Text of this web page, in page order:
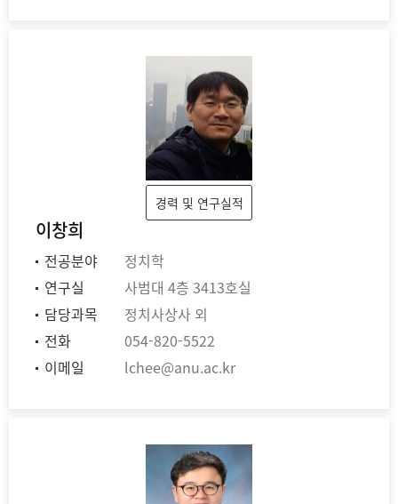
경력 및 연구실적
이창희
전공분야
정치학
연구실
사범대 4층 3413호실
담당과목
정치사상사 외
전화
054-820-5522
이메일
lchee@anu.ac.kr